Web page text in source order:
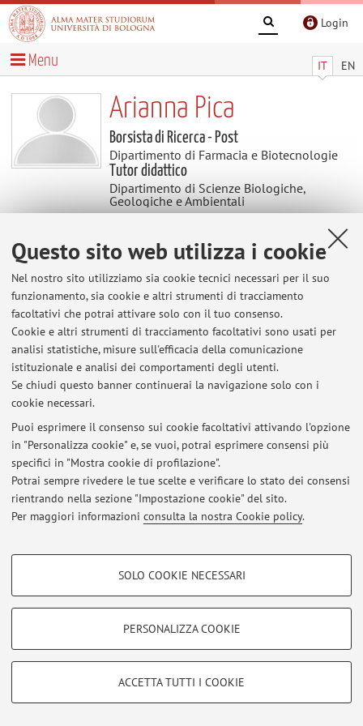
Questo sito web utilizza i cookie
Nel nostro sito utilizziamo sia cookie tecnici necessari per il suo
funzionamento, sia cookie e altri strumenti di tracciamento
facoltativi che potrai attivare solo con il tuo consenso.
Cookie e altri strumenti di tracciamento facoltativi sono usati per
analisi statistiche, misure sull'efficacia della comunicazione
istituzionale e analisi dei comportamenti degli utenti.
Se chiudi questo banner continuerai la navigazione solo con i
cookie necessari.
Puoi esprimere il consenso sui cookie facoltativi attivando l'opzione
in "Personalizza cookie" e, se vuoi, potrai esprimere consensi più
specifici in "Mostra cookie di profilazione".
Potrai sempre rivedere le tue scelte e verificare lo stato dei consensi
rientrando nella sezione "Impostazione cookie" del sito.
Per maggiori informazioni consulta la nostra Cookie policy.
COOKIE DI PROFILAZIONE - FACOLTATIVI
COOKIE TECNICI - NECESSARI
Si tratta di cookie tecnici utilizzati, a titolo esemplificativo, per il corretto
SOLO COOKIE NECESSARI
PERSONALIZZA COOKIE
ACCETTA TUTTI I COOKIE
Login
IT EN
Menu
Arianna Pica
Borsista di Ricerca - Post
Dipartimento di Farmacia e Biotecnologie
Tutor didattico
Dipartimento di Scienze Biologiche,
Geologiche e Ambientali
Didattica
Attività
Anno Accademico
Non sono presenti attività didattiche per l'A.A. 2026-2027
Ultimi avvisi
Al momento non sono presenti avvisi.
© 2026 - ALMA MATER STUDIORUM - Università di Bologna - Via
Zamboni, 33 - 40126 Bologna - Partita IVA: 01131710376